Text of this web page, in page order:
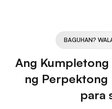
BAGUHAN?
Ang Kumpletong
ng
para